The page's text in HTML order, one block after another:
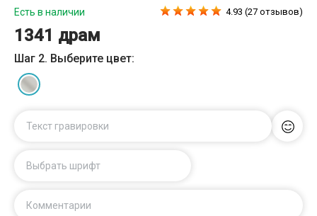
Есть в наличии
1341 драм
4.93 (27 отзывов)
Шаг 2. Выберите цвет:
Текст гравировки
Выбрать шрифт
Комментарии